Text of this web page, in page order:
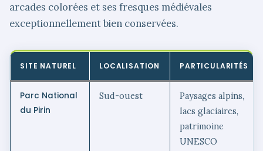
arcades colorées et ses fresques médiévales
exceptionnellement bien conservées.
SITE NATUREL LOCALISATION PARTICULARITÉS
Parc National
du Pirin
Sud-ouest
Paysages alpins,
lacs glaciaires,
patrimoine
UNESCO